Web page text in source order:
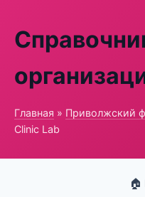
Главная » Приволжский
Clinic Lab
🏠